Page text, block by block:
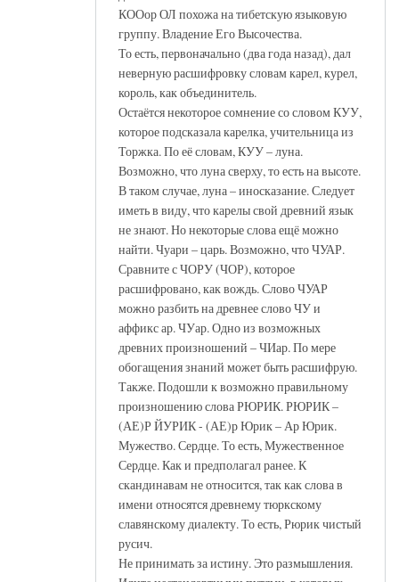
КООор ОЛ похожа на тибетскую языковую
группу. Владение Его Высочества.
То есть, первоначально (два года назад), дал
неверную расшифровку словам карел, курел,
король, как объединитель.
Остаётся некоторое сомнение со словом КУУ,
которое подсказала карелка, учительница из
Торжка. По её словам, КУУ – луна.
Возможно, что луна сверху, то есть на высоте.
В таком случае, луна – иносказание. Следует
иметь в виду, что карелы свой древний язык
не знают. Но некоторые слова ещё можно
найти. Чуари – царь. Возможно, что ЧУАР.
Сравните с ЧОРУ (ЧОР), которое
расшифровано, как вождь. Слово ЧУАР
можно разбить на древнее слово ЧУ и
аффикс ар. ЧУар. Одно из возможных
древних произношений – ЧИар. По мере
обогащения знаний может быть расшифрую.
Также. Подошли к возможно правильному
произношению слова РЮРИК. РЮРИК –
(АЕ)Р ЙУРИК - (АЕ)р Юрик – Ар Юрик.
Мужество. Сердце. То есть, Мужественное
Сердце. Как и предполагал ранее. К
скандинавам не относится, так как слова в
имени относятся древнему тюркскому
славянскому диалекту. То есть, Рюрик чистый
русич.
Не принимать за истину. Это размышления.